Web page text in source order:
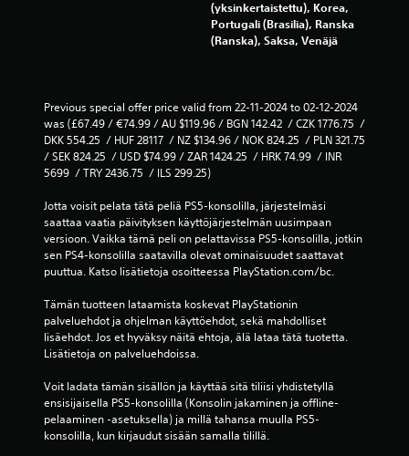
t
a
i
t
i
t
y
n
a
i
k
a
r
a
j
a
n
p
u
i
(yksinkertaistettu), Korea,
Portugali (Brasilia), Ranska
(Ranska), Saksa, Venäjä
Previous special offer price valid from 22-11-2024 to 02-12-2024
was (£67.49 / €74.99 / AU $119.96 / BGN 142.42  / CZK 1776.75  /
DKK 554.25  / HUF 28117  / NZ $134.96 / NOK 824.25  / PLN 321.75
/ SEK 824.25  / USD $74.99 / ZAR 1424.25  / HRK 74.99  / INR
5699  / TRY 2436.75  / ILS 299.25)
Jotta voisit pelata tätä peliä PS5-konsolilla, järjestelmäsi
saattaa vaatia päivityksen käyttöjärjestelmän uusimpaan
versioon. Vaikka tämä peli on pelattavissa PS5-konsolilla, jotkin
sen PS4-konsolilla saatavilla olevat ominaisuudet saattavat
puuttua. Katso lisätietoja osoitteessa PlayStation.com/bc.
Tämän tuotteen lataamista koskevat PlayStationin
palveluehdot ja ohjelman käyttöehdot, sekä mahdolliset
lisäehdot. Jos et hyväksy näitä ehtoja, älä lataa tätä tuotetta.
Lisätietoja on palveluehdoissa.
Voit ladata tämän sisällön ja käyttää sitä tiliisi yhdistetyllä
ensisijaisella PS5-konsolilla (Konsolin jakaminen ja offline-
pelaaminen -asetuksella) ja millä tahansa muulla PS5-
konsolilla, kun kirjaudut sisään samalla tilillä.